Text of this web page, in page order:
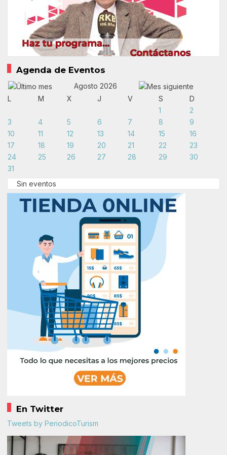
Agenda de Eventos
Agosto 2026
L
M X J V S
D
1
2
3
4 5 6 7 8
9
10
11 12 13 14 15
16
17
18 19 20 21 22
23
24
25 26 27 28 29
30
31
Sin eventos
En Twitter
Tweets by PeriodicoTurism